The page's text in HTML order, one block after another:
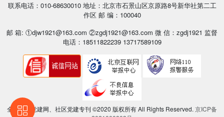
联系电话：010-68630010 地址：北京市石景山区京原路8号新华社第二工
作区 邮 编：100040
邮 箱: ①djw1921@163.com ②zgdj1921@163.com 微 信：zgdj1921 监督
电话：18511822239 13717589109
全国基层党建网、社区党建专刊 ©2020 版权所有 All Rights Reserved. 京ICP备